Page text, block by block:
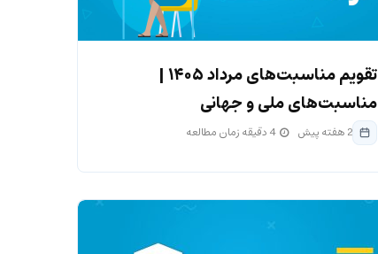
تقویم مناسبت‌های مرداد ۱۴۰۵ |
مناسبت‌های ملی و جهانی
2 هفته پیش 4 دقیقه زمان مطالعه